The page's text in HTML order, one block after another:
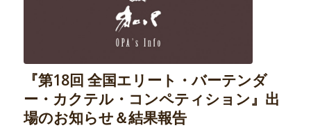
『第18回 全国エリート・バーテンダ
ー・カクテル・コンペティション』出
場のお知らせ＆結果報告